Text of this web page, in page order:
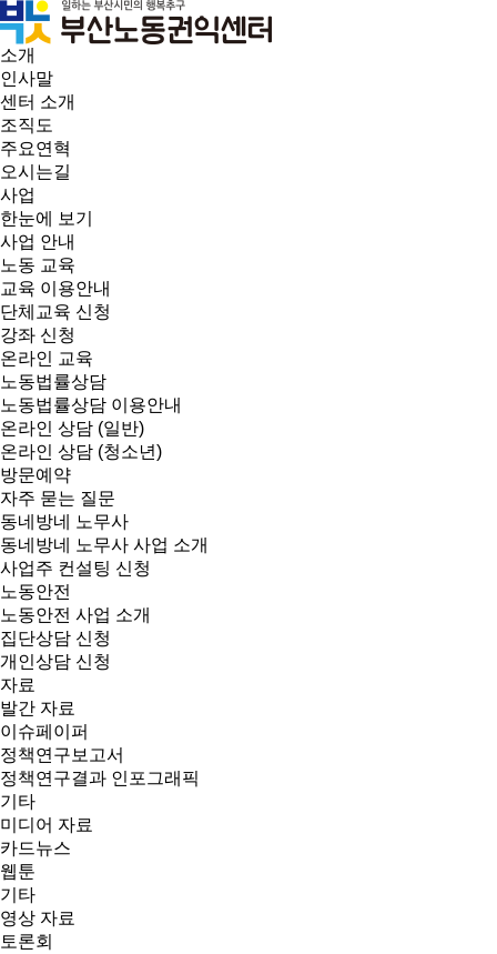
소개
인사말
센터 소개
조직도
주요연혁
오시는길
사업
한눈에 보기
사업 안내
노동 교육
교육 이용안내
단체교육 신청
강좌 신청
온라인 교육
노동법률상담
노동법률상담 이용안내
온라인 상담 (일반)
온라인 상담 (청소년)
방문예약
자주 묻는 질문
동네방네 노무사
동네방네 노무사 사업 소개
사업주 컨설팅 신청
노동안전
노동안전 사업 소개
집단상담 신청
개인상담 신청
자료
발간 자료
이슈페이퍼
정책연구보고서
정책연구결과 인포그래픽
기타
미디어 자료
카드뉴스
웹툰
기타
영상 자료
토론회